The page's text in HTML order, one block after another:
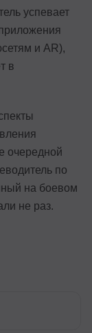
успевает
и AR),
в
очередной
по
на боевом
не раз.